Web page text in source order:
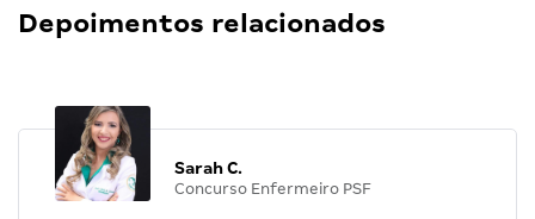
Depoimentos relacionados
Sarah C.
Concurso Enfermeiro PSF